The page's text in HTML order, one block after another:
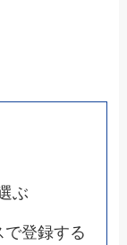
ぶ
登録する